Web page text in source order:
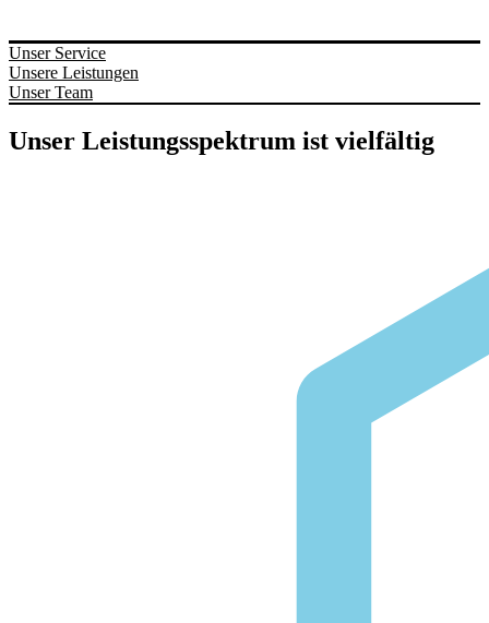
Unser Service
Unsere Leistungen
Unser Team
Unser Leistungsspektrum ist vielfältig